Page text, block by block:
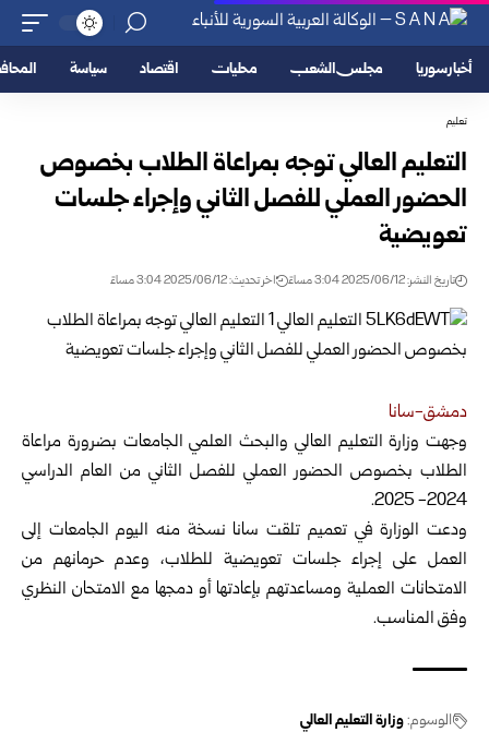
أخبار سوريا مجلس الشعب محليات اقتصاد سياسة
تعليم
التعليم العالي توجه بمراعاة الطلاب بخصوص
الحضور العملي للفصل الثاني وإجراء جلسات
تعويضية
تاريخ النشر: 2025/06/12 3:04 مساءً اخر تحديث: 2025/06/12 3:04 مساءً
دمشق-سانا
وجهت وزارة التعليم العالي والبحث العلمي الجامعات بضرورة مراعاة
الطلاب بخصوص الحضور العملي للفصل الثاني من العام الدراسي
2024- 2025.
ودعت الوزارة في تعميم تلقت سانا نسخة منه اليوم الجامعات إلى
العمل على إجراء جلسات تعويضية للطلاب، وعدم حرمانهم من
الامتحانات العملية ومساعدتهم بإعادتها أو دمجها مع الامتحان النظري
وفق المناسب.
الوسوم:وزارة التعليم العالي